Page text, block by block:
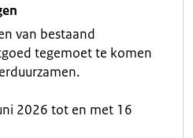
van bestaand
tegemoet te komen
2026 tot en met 16